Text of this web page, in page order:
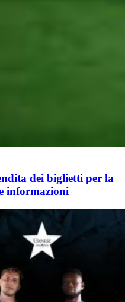
dei biglietti per la
informazioni